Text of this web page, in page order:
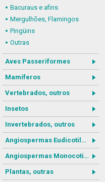
Bacuraus e afins
Mergulhões, Flamingos
Pingüins
Outras
Aves Passeriformes
Mamíferos
Vertebrados, outros
Insetos
Invertebrados, outros
Angiospermas Eudicotiledôneas
Angiospermas Monocotiledôneas
Plantas, outras